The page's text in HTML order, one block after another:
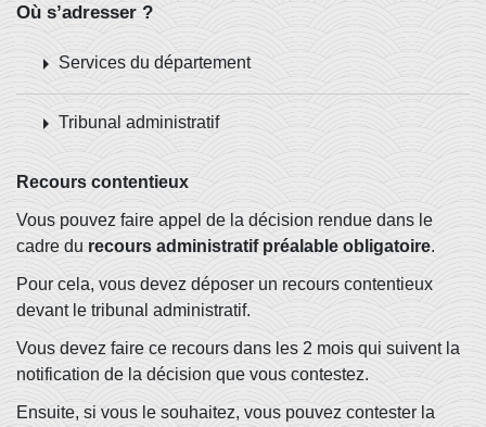
Où s’adresser ?
arrow_right Services du département
arrow_right Tribunal administratif
Recours contentieux
Vous pouvez faire appel de la décision rendue dans le
cadre du recours administratif préalable obligatoire.
Pour cela, vous devez déposer un recours contentieux
devant le tribunal administratif.
Vous devez faire ce recours dans les 2 mois qui suivent la
notification de la décision que vous contestez.
Ensuite, si vous le souhaitez, vous pouvez contester la